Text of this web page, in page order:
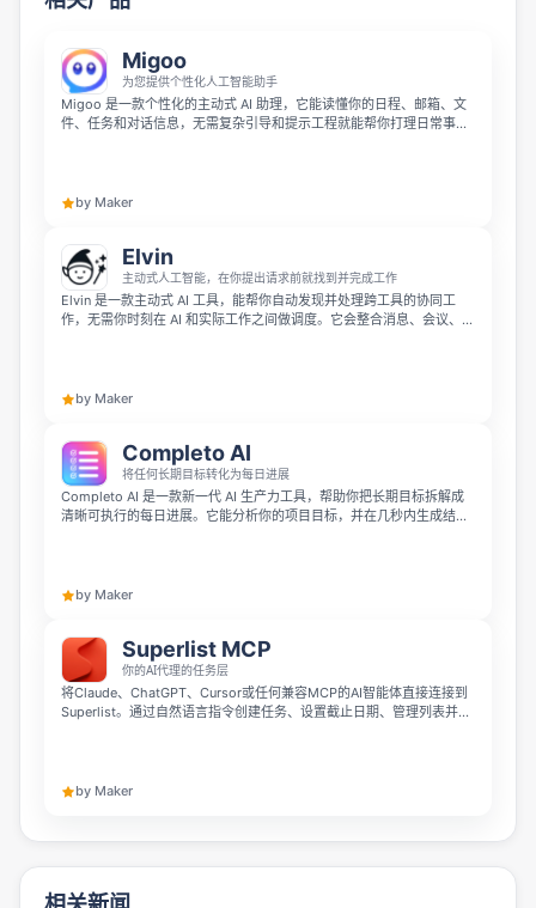
Migoo
为您提供个性化人工智能助手
Migoo 是一款个性化的主动式 AI 助理，它能读懂你的日程、邮箱、文
件、任务和对话信息，无需复杂引导和提示工程就能帮你打理日常事
by Maker
Elvin
主动式人工智能，在你提出请求前就找到并完成工作
Elvin 是一款主动式 AI 工具，能帮你自动发现并处理跨工具的协同工
作，无需你时刻在 AI 和实际工作之间做调度。它会整合消息、会议、文
by Maker
Completo AI
将任何长期目标转化为每日进展
Completo AI 是一款新一代 AI 生产力工具，帮助你把长期目标拆解成
清晰可执行的每日进展。它能分析你的项目目标，并在几秒内生成结构
by Maker
Superlist MCP
你的AI代理的任务层
将Claude、ChatGPT、Cursor或任何兼容MCP的AI智能体直接连接到
Superlist。通过自然语言指令创建任务、设置截止日期、管理列表并自
by Maker